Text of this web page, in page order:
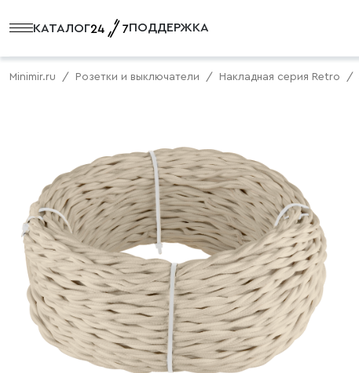
КАТАЛОГ ПОДДЕРЖКА
Minimir.ru Розетки и выключатели Накладная серия Retro